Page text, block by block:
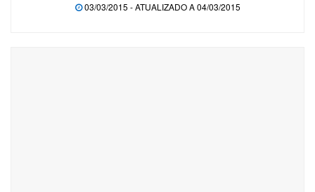
03/03/2015 - ATUALIZADO A 04/03/2015